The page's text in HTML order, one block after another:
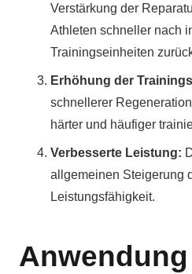
Verstärkung der
Athleten schneller nach
Trainingseinheiten
Erhöhung der
schnellerer
härter und häufiger
Verbesserte Leistung:
allgemeinen Steigerung
Leistungsfähigkeit.
Anwendung